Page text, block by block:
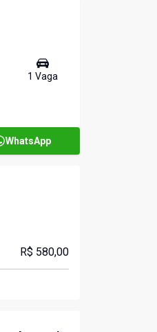
1 Vaga
WhatsApp
R$ 580,00